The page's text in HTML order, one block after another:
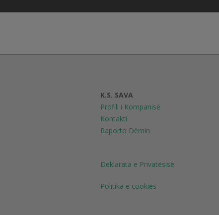
K.S. SAVA
Profili i Kompanisë
Kontakti
Raporto Dëmin
Deklarata e Privatësisë
Politika e cookies